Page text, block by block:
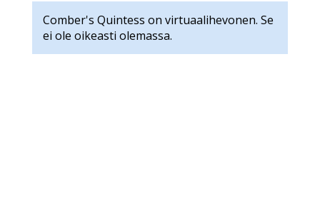
Comber's Quintess on virtuaalihevonen. Se
ei ole oikeasti olemassa.